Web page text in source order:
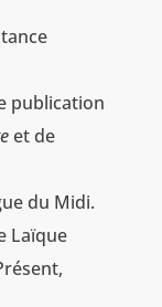
publication
et de
du Midi.
Laïque